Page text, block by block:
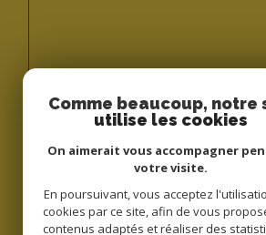
©
Comme beaucoup, notre
utilise les cookies
On aimerait vous accompagner
votre visite.
En poursuivant, vous acceptez
cookies par ce site, afin de vous
contenus adaptés et réaliser des